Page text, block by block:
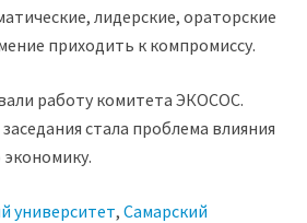
лидерские, ораторские и
приходить к компромиссу.
работу комитета ЭКОСОС.
стала проблема влияния
университет, Самарский